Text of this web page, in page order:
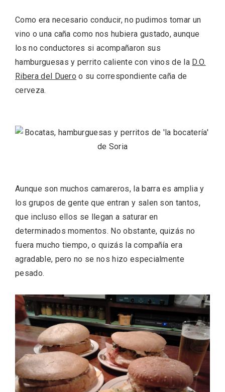
Como era necesario conducir, no pudimos tomar un
vino o una caña como nos hubiera gustado, aunque
los no conductores si acompañaron sus
hamburguesas y perrito caliente con vinos de la D.O.
Ribera del Duero o su correspondiente caña de
cerveza.
Aunque son muchos camareros, la barra es amplia y
los grupos de gente que entran y salen son tantos,
que incluso ellos se llegan a saturar en
determinados momentos. No obstante, quizás no
fuera mucho tiempo, o quizás la compañía era
agradable, pero no se nos hizo especialmente
pesado.
Recorre los fiordos leoneses en Riaño